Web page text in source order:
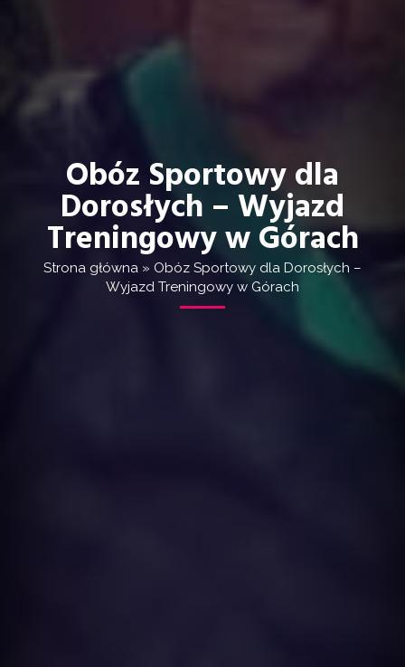
Obóz Sportowy dla
Dorosłych – Wyjazd
Treningowy w Górach
Strona główna » Obóz Sportowy dla Dorosłych –
Wyjazd Treningowy w Górach